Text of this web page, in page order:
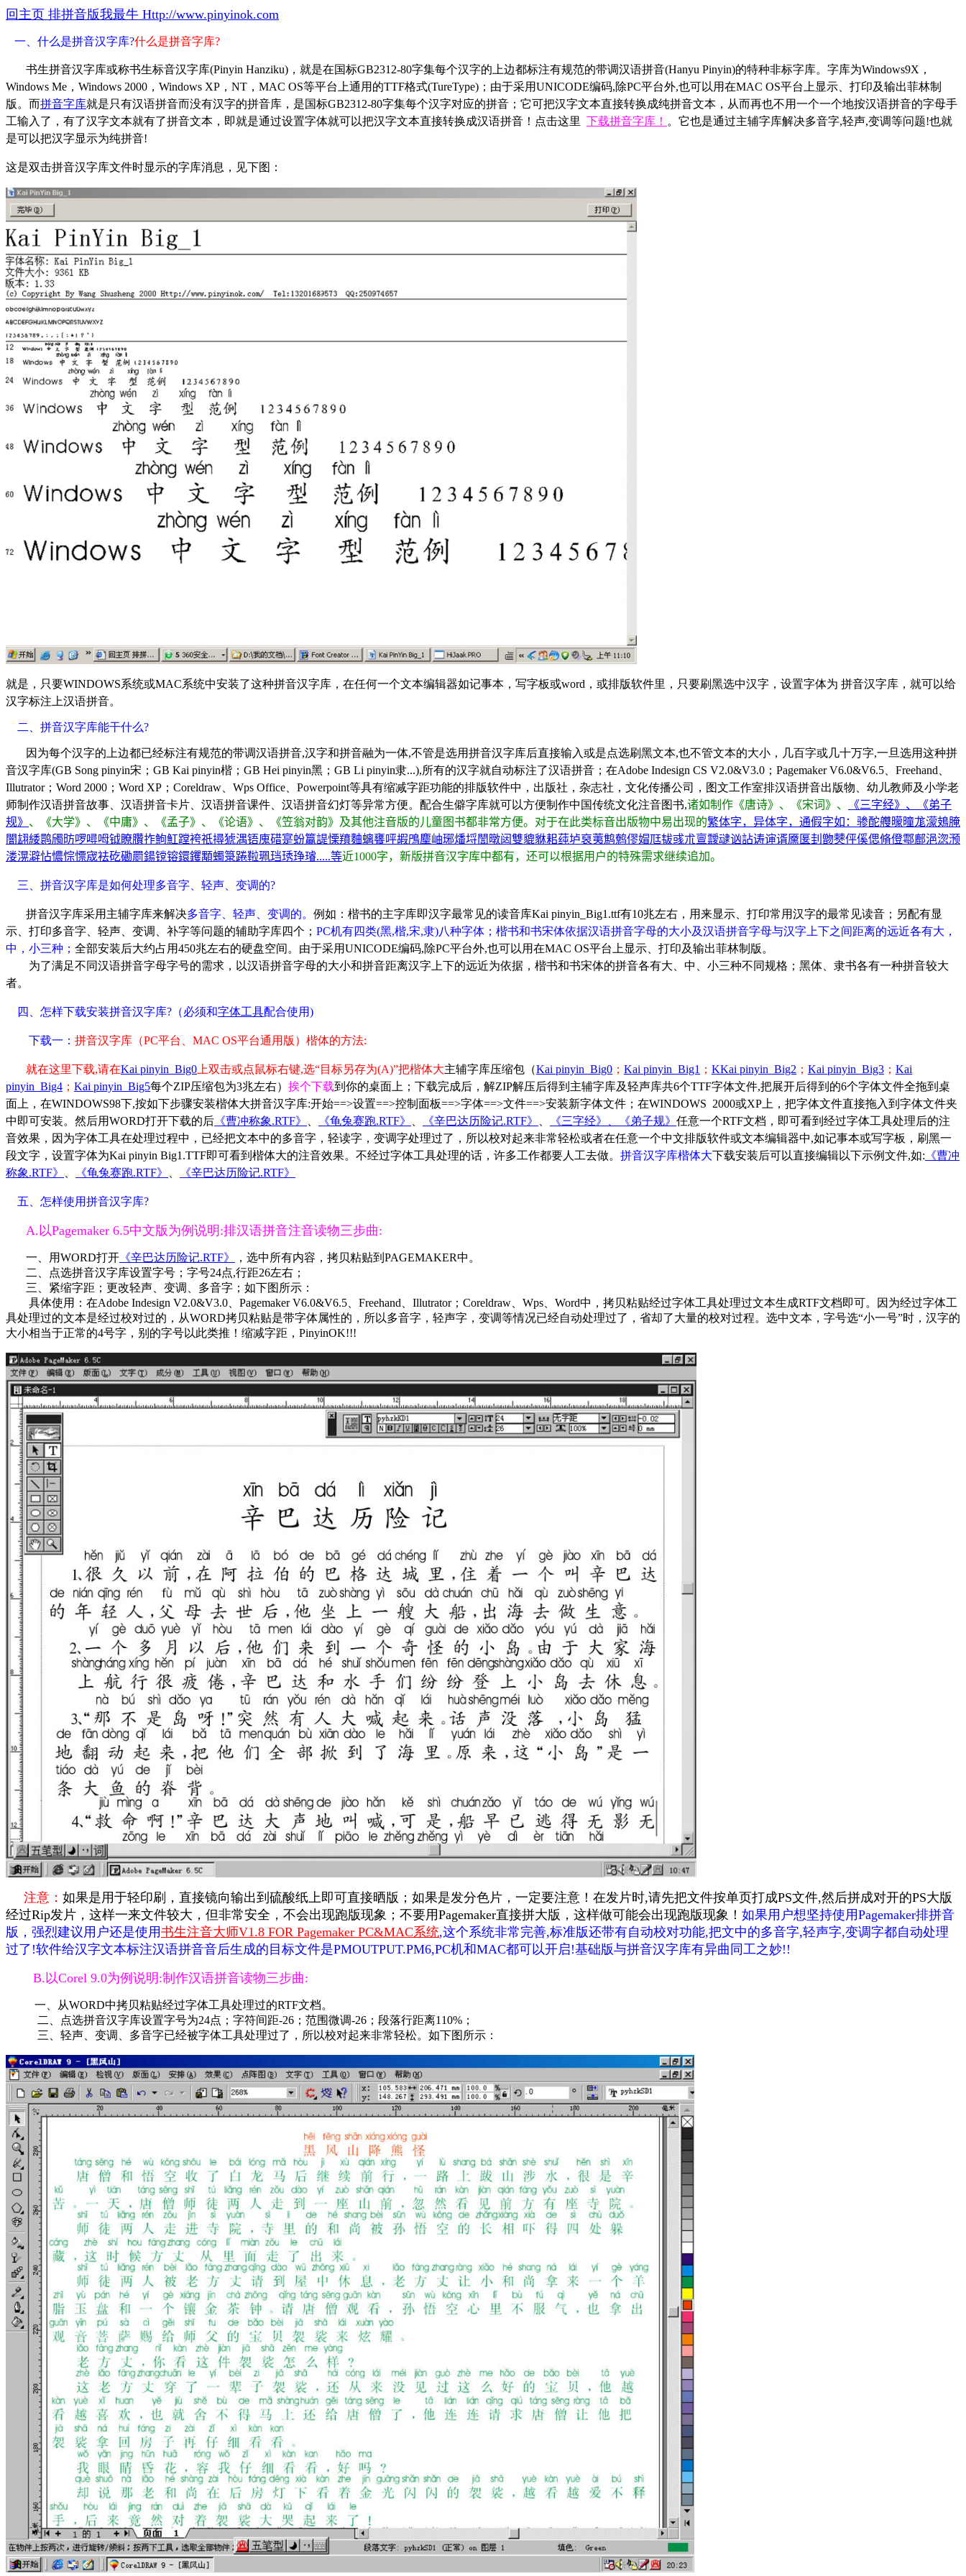
回主页 排拼音版我最牛 Http://www.pinyinok.com
一、什么是拼音汉字库?什么是拼音字库?
书生拼音汉字库或称书生标音汉字库(Pinyin Hanziku)，就是在国标GB2312-80字集每个汉字的上边都标注有规范的带调汉语拼音(Hanyu Pinyin)的特种非标字库。字库为Windows9X，
Windows Me，Windows 2000，Windows XP，NT，MAC OS等平台上通用的TTF格式(TureType)；由于采用UNICODE编码,除PC平台外,也可以用在MAC OS平台上显示、打印及输出菲林制
版。而拼音字库就是只有汉语拼音而没有汉字的拼音库，是国标GB2312-80字集每个汉字对应的拼音；它可把汉字文本直接转换成纯拼音文本，从而再也不用一个一个地按汉语拼音的字母手
工输入了，有了汉字文本就有了拼音文本，即就是通过设置字体就可以把汉字文本直接转换成汉语拼音！点击这里 下载拼音字库！ 。它也是通过主辅字库解决多音字,轻声,变调等问题!也就
是可以把汉字显示为纯拼音!
这是双击拼音汉字库文件时显示的字库消息，见下图：
就是，只要WINDOWS系统或MAC系统中安装了这种拼音汉字库，在任何一个文本编辑器如记事本，写字板或word，或排版软件里，只要刷黑选中汉字，设置字体为 拼音汉字库，就可以给
汉字标注上汉语拼音。
二、拼音汉字库能干什么?
因为每个汉字的上边都已经标注有规范的带调汉语拼音,汉字和拼音融为一体,不管是选用拼音汉字库后直接输入或是点选刷黑文本,也不管文本的大小，几百字或几十万字,一旦选用这种拼
音汉字库(GB Song pinyin宋；GB Kai pinyin楷；GB Hei pinyin黑；GB Li pinyin隶...),所有的汉字就自动标注了汉语拼音；在Adobe Indesign CS V2.0&V3.0；Pagemaker V6.0&V6.5、Freehand、
Illutrator；Word 2000；Word XP；Coreldraw、Wps Office、Powerpoint等具有缩减字距功能的排版软件中， 出版社，杂志社，文化传播公司，图文工作室排汉语拼音出版物、幼儿教师及小学老
师制作汉语拼音故事、汉语拼音卡片、汉语拼音课件、汉语拼音幻灯等异常方便。配合生僻字库就可以方便制作中国传统文化注音图书,诸如制作《唐诗》、《宋词》、
《三字经》、《弟子
规》 、《大学》、《中庸》、《孟子》、《论语》、《笠翁对韵》及其他注音版的儿童图书都非常方便。对于在此类标音出版物中易出现的繁体字，异体字，通假字如 ：骖酡艭曚曈尨濛鳷腌
闇翃緌鹮斶昉啰噚呣钺瞭臢拃鮈魟蹚袴祇撏猇湡铻廆碏寔蚡籯諟慄羵麯螭饔呯嘏鳲麈岫琊燔埒誾暾闼雙貔貅耜莼垆裒荑鹪鹩僇媢尫韨彧朮亶靉叇讻詀诪谉谞黡匽刲朆僰伻傒偲脩僜鄠鄜浥淴滪
溇滉澼怗憹悰慓宬袪矻磡罽鍚镋镕鐶钁顒蠋箓踡鞡珮珰琇琤璿.....等近1000字，新版拼音汉字库中都有，还可以根据用户的特殊需求继续追加。
三、拼音汉字库是如何处理多音字、轻声、变调的?
拼音汉字库采用主辅字库来解决多音字、轻声、变调的。 例如：楷书的主字库即汉字最常见的读音库Kai pinyin_Big1.ttf有10兆左右，用来显示、打印常用汉字的最常见读音；另配有显
示、打印多音字、轻声、变调、补字等问题的辅助字库四个； PC机有四类(黑,楷,宋,隶)八种字体；楷书和书宋体依据汉语拼音字母的大小及汉语拼音字母与汉字上下之间距离的远近各有大，
中，小三种； 全部安装后大约占用450兆左右的硬盘空间。由于采用UNICODE编码,除PC平台外,也可以用在MAC OS平台上显示、打印及输出菲林制版。
为了满足不同汉语拼音字母字号的需求，以汉语拼音字母的大小和拼音距离汉字上下的远近为依据，楷书和书宋体的拼音各有大、中、小三种不同规格；黑体、隶书各有一种拼音较大
者。
四、怎样下载安装拼音汉字库?（必须和字体工具配合使用)
下载一： 拼音汉字库（PC平台、MAC OS平台通用版）楷体的方法:
就在这里下载,请在Kai pinyin_Big0 上双击或点鼠标右键,选“目标另存为(A)”把楷体大主辅字库压缩包（Kai pinyin_Big0 ； Kai pinyin_Big1 ； KKai pinyin_Big2 ； Kai pinyin_Big3 ； Kai
pinyin_Big4 ； Kai pinyin_Big5每个ZIP压缩包为3兆左右） 挨个下载到你的桌面上；下载完成后， 解ZIP解压后得到主辅字库及轻声库共6个TTF字体文件,把展开后得到的6个字体文件全拖到桌
面上，在WINDOWS98下,按如下步骤安装楷体大拼音汉字库:开始==>设置==>控制面板==>字体==>文件==>安装新字体文件；在WINDOWS 2000或XP上，把字体文件直接拖入到字体文件夹
中即可安装。然后用WORD打开下载的后 《曹冲称象.RTF》 《龟兔赛跑.RTF》 《辛巴达历险记.RTF》 《三字经》、《弟子规》 任意一个RTF文档，即可看到经过字体工具处理后的注
音效果，因为字体工具在处理过程中，已经把文本中的多音字，轻读字，变调字处理过了，所以校对起来非常轻松或者在任意一个中文排版软件或文本编辑器中,如记事本或写字板，刷黑一
段文字，设置字体为Kai pinyin Big1.TTF即可看到楷体大的注音效果。不经过字体工具处理的话，许多工作都要人工去做。 拼音汉字库楷体大下载安装后可以直接编辑以下示例文件,如: 《曹冲
称象.RTF》
《龟兔赛跑.RTF》 《辛巴达历险记.RTF》
五、怎样使用拼音汉字库?
A.以Pagemaker 6.5中文版为例说明:排汉语拼音注音读物三步曲:
一、用WORD打开 《辛巴达历险记.RTF》 ，选中所有内容，拷贝粘贴到PAGEMAKER中。
二、点选拼音汉字库设置字号；字号24点,行距26左右；
三、紧缩字距；更改轻声、变调、多音字；如下图所示：
具体使用：在Adobe Indesign V2.0&V3.0、Pagemaker V6.0&V6.5、Freehand、Illutrator；Coreldraw、Wps、Word中，拷贝粘贴经过字体工具处理过文本生成RTF文档即可。因为经过字体工
具处理过的文本是经过校对过的，从WORD拷贝粘贴是带字体属性的，所以多音字，轻声字，变调等情况已经自动处理过了，省却了大量的校对过程。选中文本，字号选“小一号”时，汉字的
大小相当于正常的4号字，别的字号以此类推！缩减字距，PinyinOK!!!
注意： 如果是用于轻印刷，直接镜向输出到硫酸纸上即可直接晒版；如果是发分色片，一定要注意！在发片时,请先把文件按单页打成PS文件,然后拼成对开的PS大版
经过Rip发片，这样一来文件较大，但非常安全，不会出现跑版现象；不要用Pagemaker直接拼大版，这样做可能会出现跑版现象！ 如果用户想坚持使用Pagemaker排拼音
版，强烈建议用户还是使用书生注音大师V1.8 FOR Pagemaker PC&MAC系统,这个系统非常完善,标准版还带有自动校对功能,把文中的多音字,轻声字,变调字都自动处理
过了!软件给汉字文本标注汉语拼音音后生成的目标文件是PMOUTPUT.PM6,PC机和MAC都可以开启!基础版与拼音汉字库有异曲同工之妙!!
B.以Corel 9.0为例说明:制作汉语拼音读物三步曲:
一、从WORD中拷贝粘贴经过字体工具处理过的RTF文档。
二、点选拼音汉字库设置字号为24点；字符间距-26；范围微调-26；段落行距离110%；
三、轻声、变调、多音字已经被字体工具处理过了，所以校对起来非常轻松。如下图所示：